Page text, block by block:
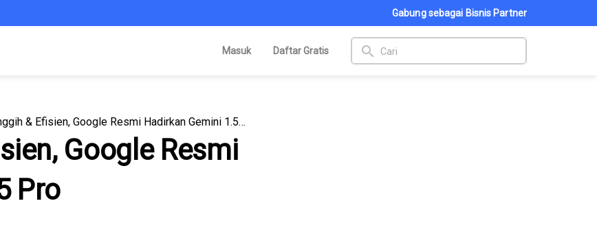
Gabung sebagai Bisnis Partner
Masuk Daftar Gratis search
Lebih Canggih & Efisien, Google Resmi Hadirkan Gemini 1.5 Pro
Google Resmi
Pro